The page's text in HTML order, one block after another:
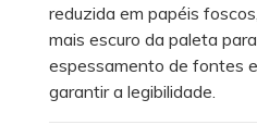
reduzida em papéis
mais escuro da paleta
espessamento de fontes
garantir a legibilidade.